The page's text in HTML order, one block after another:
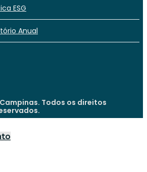
ESG
Anual
Todos os direitos